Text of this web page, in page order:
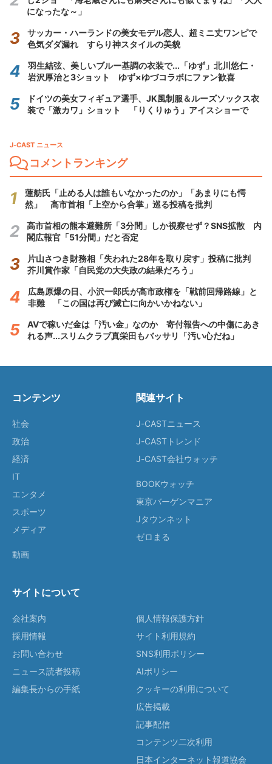
になったな～」
サッカー・ハーランドの美女モデル恋人、超ミニ丈ワンピで
色気ダダ漏れ すらり神スタイルの美貌
羽生結弦、美しいブルー基調の衣装で...「ゆず」北川悠仁・
岩沢厚治と3ショット ゆず×ゆづコラボにファン歓喜
ドイツの美女フィギュア選手、JK風制服＆ルーズソックス衣
装で「激カワ」ショット 「りくりゅう」アイスショーで
J-CAST ニュース
コメントランキング
蓮舫氏「止める人は誰もいなかったのか」「あまりにも愕
然」 高市首相「上空から合掌」巡る投稿を批判
高市首相の熊本避難所「3分間」しか視察せず？SNS拡散 内
閣広報官「51分間」だと否定
片山さつき財務相「失われた28年を取り戻す」投稿に批判
芥川賞作家「自民党の大失政の結果だろう」
広島原爆の日、小沢一郎氏が高市政権を「戦前回帰路線」と
非難 「この国は再び滅亡に向かいかねない」
AVで稼いだ金は「汚い金」なのか 寄付報告への中傷にあき
れる声...スリムクラブ真栄田もバッサリ「汚い心だね」
コンテンツ
社会
政治
経済
IT
エンタメ
スポーツ
メディア
動画
関連サイト
J-CASTニュース
J-CASTトレンド
J-CAST会社ウォッチ
BOOKウォッチ
東京バーゲンマニア
Jタウンネット
ゼロまる
サイトについて
会社案内
採用情報
お問い合わせ
ニュース読者投稿
編集長からの手紙
個人情報保護方針
サイト利用規約
SNS利用ポリシー
AIポリシー
クッキーの利用について
広告掲載
記事配信
コンテンツ二次利用
日本インターネット報道協会